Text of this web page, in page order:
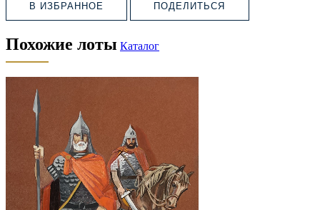
В ИЗБРАННОЕ ПОДЕЛИТЬСЯ
Похожие лоты Каталог